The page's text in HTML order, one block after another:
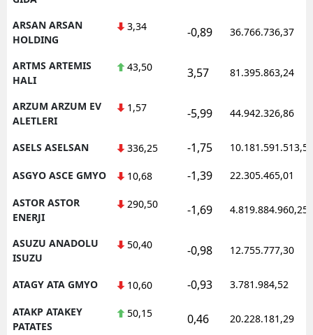
ARSAN ARSAN
HOLDING
3,34 -0,89 36.766.736,37
ARTMS ARTEMIS
HALI
43,50 3,57 81.395.863,24
ARZUM ARZUM EV
ALETLERI
1,57 -5,99 44.942.326,86
ASELS ASELSAN 336,25 -1,75 10.181.591.513,50
ASGYO ASCE GMYO 10,68 -1,39 22.305.465,01
ASTOR ASTOR
ENERJI
290,50 -1,69 4.819.884.960,25
ASUZU ANADOLU
ISUZU
50,40 -0,98 12.755.777,30
ATAGY ATA GMYO 10,60 -0,93 3.781.984,52
ATAKP ATAKEY
PATATES
50,15 0,46 20.228.181,29